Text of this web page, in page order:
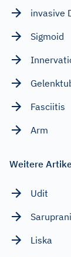
invasive
Sigmoid
Fasciitis
Arm
Weitere
Udit
Saruprani
Liska